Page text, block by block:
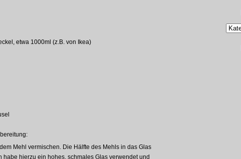
etwa 1000ml (z.B. von Ikea)
Mehl vermischen. Die Hälfte des Mehls in das Glas
habe hierzu ein hohes, schmales Glas verwendet und